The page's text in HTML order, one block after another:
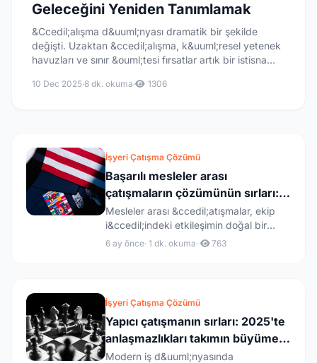
Geleceğini Yeniden Tanımlamak
&Ccedil;alışma d&uuml;nyası dramatik bir şekilde
değişti. Uzaktan &ccedil;alışma, k&uuml;resel yetenek
havuzları ve sınır &ouml;tesi fırsatlar artık bir istisna
d&ouml;n&uuml;ş&...
10 Dec 2025·8 dk. okuma· 1306
İşyeri Çatışma Çözümü
Başarılı mesleler arası
çatışmaların çözümünün sırları:
Takımda uyumlu işbirliği için 5
strateji.
Mesleler arası &ccedil;atışmalar, ekip
i&ccedil;indeki etkileşimin doğal bir
par&ccedil;asıdır. 2025...
6 ay önce· 1 dk. okuma· 763
İşyeri Çatışma Çözümü
Yapıcı çatışmanın sırları: 2025'te
anlaşmazlıkları takımın büyüme
fırsatlarına nasıl dönüştürebiliriz.
Modern iş d&uuml;nyasında